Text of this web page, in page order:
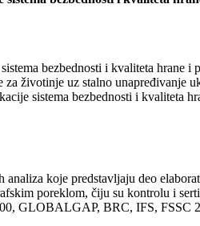
bezbednosti i kvaliteta
životinje uz stalno unapređivanje
sistema bezbednosti i kvaliteta
koje predstavljaju deo
poreklom, čiju su kontrolu i
GLOBALGAP, BRC, IFS,